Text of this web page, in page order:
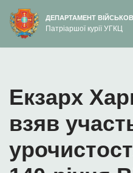
вмісту
Перейти
до
ДЕПАРТАМЕНТ
Патріаршої курії УГКЦ
Екзарх
взяв